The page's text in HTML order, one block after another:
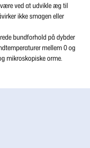
være ved at udvikle æg til
ikke smagen eller
bundforhold på dybder
mellem 0 og
mikroskopiske orme.